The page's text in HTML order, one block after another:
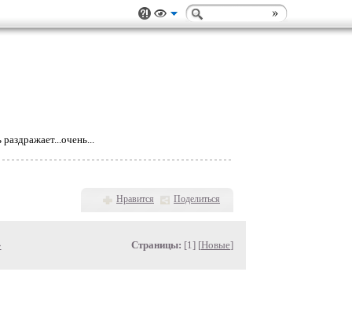
раздражает...очень...
Нравится Поделиться
Страницы: [1] [Новые]